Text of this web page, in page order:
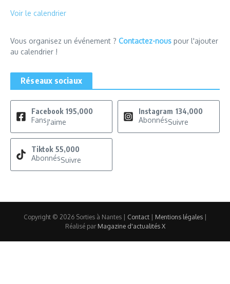
Voir le calendrier
Vous organisez un événement ? Contactez-nous pour l'ajouter
au calendrier !
Réseaux sociaux
Facebook 195,000
FansJ'aime
Instagram 134,000
AbonnésSuivre
Tiktok 55,000
AbonnésSuivre
Copyright © 2026 Sorties à Nantes | Contact| Mentions légales|
Réalisé par Magazine d'actualités X